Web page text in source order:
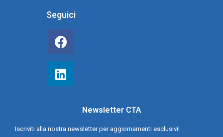
Seguici
Newsletter CTA
Iscriviti alla nostra newsletter per aggiornamenti esclusivi!